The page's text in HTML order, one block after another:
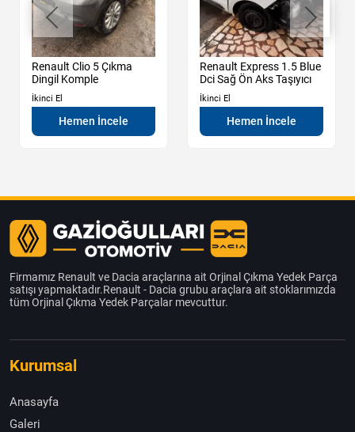
Renault Clio 5 Çıkma
Dingil Komple
İkinci El
Hemen İncele
Renault Express 1.5 Blue
Dci Sağ Ön Aks Taşıyıcı
İkinci El
Hemen İncele
Firmamız Renault ve Dacia araçlarına ait Orjinal Çıkma Yedek Parça
satışı yapmaktadır.Renault - Dacia grubu araçlara ait stoklarımızda
tüm Orjinal Çıkma Yedek Parçalar mevcuttur.
Kurumsal
Anasayfa
Galeri